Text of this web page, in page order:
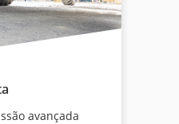
avançada